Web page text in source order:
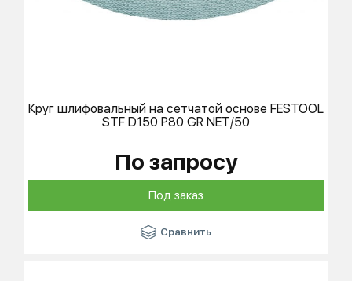
Круг шлифовальный на сетчатой основе FESTOOL
STF D150 P80 GR NET/50
По запросу
Под заказ
Сравнить